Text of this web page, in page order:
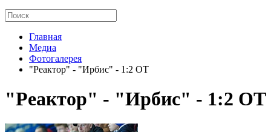
Главная
Медиа
Фотогалерея
"Реактор" - "Ирбис" - 1:2 ОТ
"Реактор" - "Ирбис" - 1:2 ОТ